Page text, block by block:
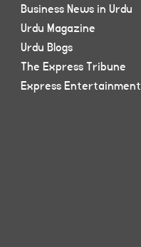
Business News in Urdu
Urdu Magazine
Urdu Blogs
The Express Tribune
Express Entertainment